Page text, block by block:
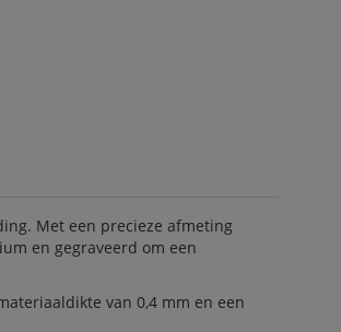
Met een precieze afmeting
en gegraveerd om een
van 0,4 mm en een